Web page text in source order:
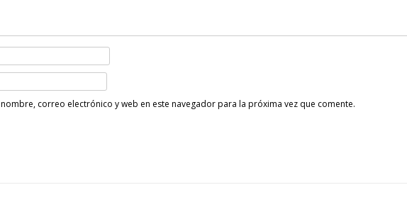
correo electrónico y web en este navegador para la próxima vez que comente.